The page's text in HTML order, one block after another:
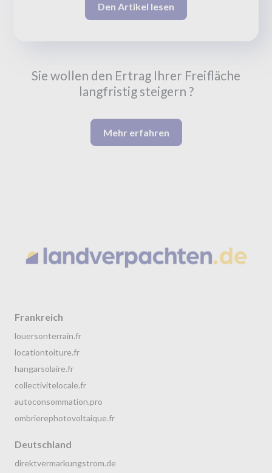
Den Artikel lesen
Sie wollen den Ertrag Ihrer Freifläche
langfristig steigern ?
Mehr erfahren
Frankreich
louersonterrain.fr
locationtoiture.fr
hangarsolaire.fr
collectivitelocale.fr
autoconsommation.pro
ombrierephotovoltaique.fr
Deutschland
direktvermarkungstrom.de